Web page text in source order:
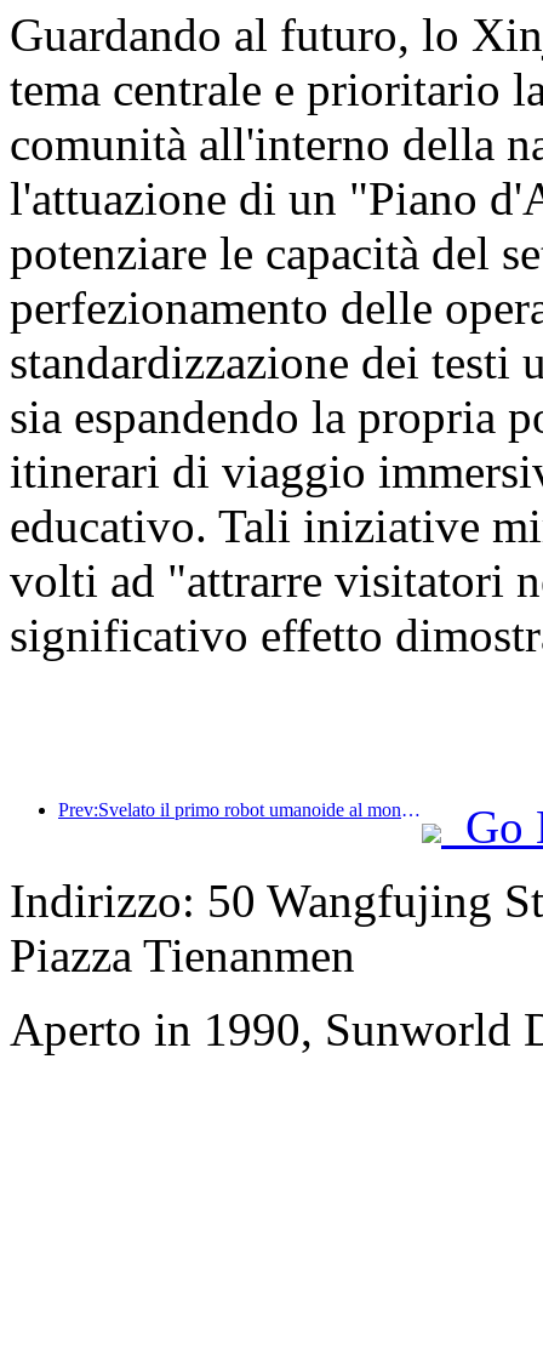
Guardando al futuro, lo
tema centrale e prioritario
comunità all'interno della
l'attuazione di un "Piano
potenziare le capacità del
perfezionamento delle
standardizzazione dei
sia espandendo la propria
itinerari di viaggio
educativo. Tali iniziative
volti ad "attrarre visitatori
significativo effetto
Prev:Svelato il primo robot umanoide al mondo specializzato nei servizi di ristorazione multi-scenario.
Go
Indirizzo: 50 Wangfujing
Piazza Tienanmen
Aperto in 1990, Sunworld